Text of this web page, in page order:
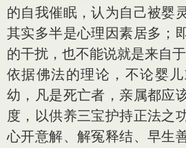
的自我催眠，认为自己被婴
其实多半是心理因素居多；
的干扰，也不能说就是来自
依据佛法的理论，不论婴
幼，凡是死亡者，亲属都应
度，以供养三宝护持正法之
心开意解、解冤释结、早生